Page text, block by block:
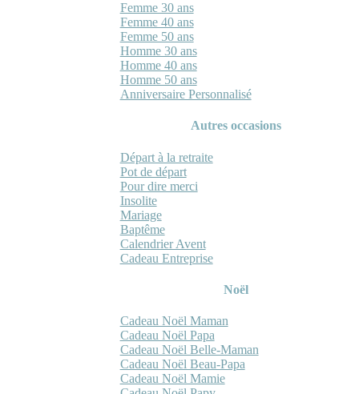
Femme 30 ans
Femme 40 ans
Femme 50 ans
Homme 30 ans
Homme 40 ans
Homme 50 ans
Anniversaire Personnalisé
Autres occasions
Départ à la retraite
Pot de départ
Pour dire merci
Insolite
Mariage
Baptême
Calendrier Avent
Cadeau Entreprise
Noël
Cadeau Noël Maman
Cadeau Noël Papa
Cadeau Noël Belle-Maman
Cadeau Noël Beau-Papa
Cadeau Noël Mamie